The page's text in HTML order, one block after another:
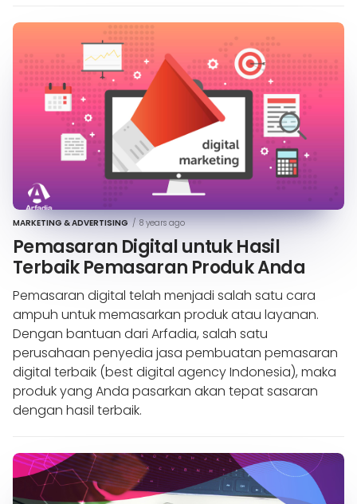
MARKETING & ADVERTISING / 8 years ago
Pemasaran Digital untuk Hasil
Terbaik Pemasaran Produk Anda
Pemasaran digital telah menjadi salah satu cara
ampuh untuk memasarkan produk atau layanan.
Dengan bantuan dari Arfadia, salah satu
perusahaan penyedia jasa pembuatan pemasaran
digital terbaik (best digital agency Indonesia), maka
produk yang Anda pasarkan akan tepat sasaran
dengan hasil terbaik.